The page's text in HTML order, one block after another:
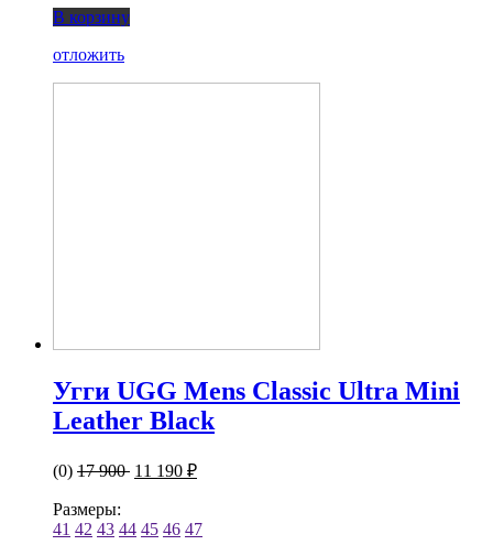
В корзину
отложить
Угги UGG Mens Classic Ultra Mini
Leather Black
(0) 17 900 11 190 ₽
Размеры:
41 42 43 44 45 46 47